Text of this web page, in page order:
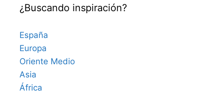
¿Buscando inspiración?
España
Europa
Oriente Medio
Asia
África